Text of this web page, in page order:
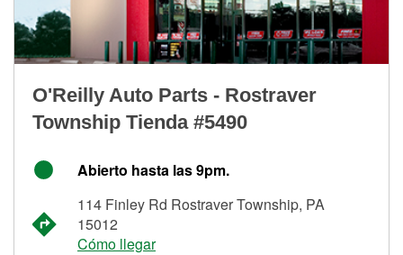
O'Reilly Auto Parts - Rostraver
Township Tienda #5490
Abierto hasta las 9pm.
114 Finley Rd Rostraver Township, PA
15012
Cómo llegar